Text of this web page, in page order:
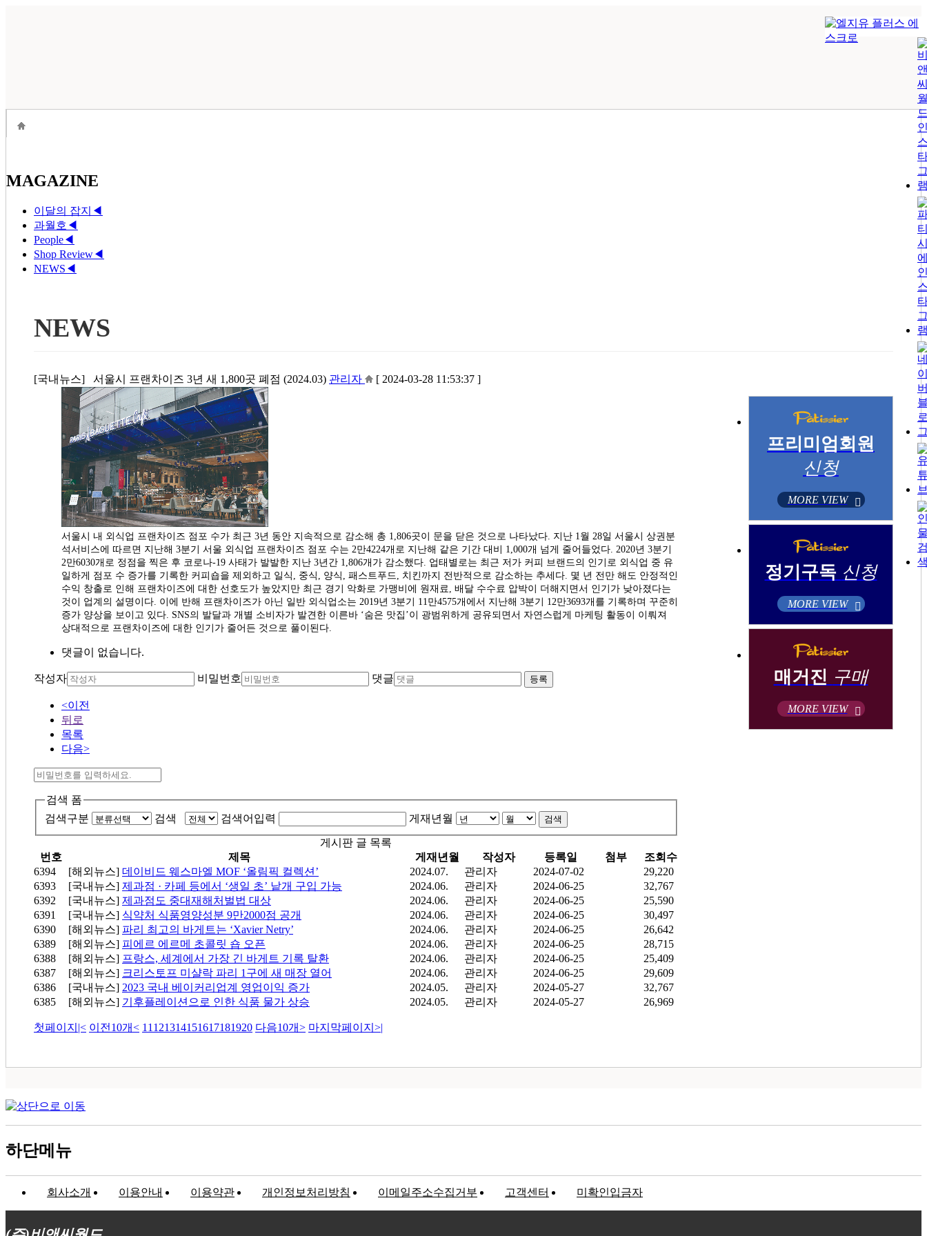
MAGAZINE
이달의 잡지 ◀
과월호 ◀
People◀
Shop Review◀
NEWS ◀
NEWS
[국내뉴스] 서울시 프랜차이즈 3년 새 1,800곳 폐점 (2024.03) 관리자 [ 2024-03-28 11:53:37 ]
서울시 내 외식업 프랜차이즈 점포 수가 최근 3년 동안 지속적으로 감소해 총 1,806곳이 문을 닫은 것으로 나타났다. 지난 1월 28일 서울시 상권분
석서비스에 따르면 지난해 3분기 서울 외식업 프랜차이즈 점포 수는 2만4224개로 지난해 같은 기간 대비 1,000개 넘게 줄어들었다. 2020년 3분기
2만6030개로 정점을 찍은 후 코로나-19 사태가 발발한 지난 3년간 1,806개가 감소했다. 업태별로는 최근 저가 커피 브랜드의 인기로 외식업 중 유
일하게 점포 수 증가를 기록한 커피숍을 제외하고 일식, 중식, 양식, 패스트푸드, 치킨까지 전반적으로 감소하는 추세다. 몇 년 전만 해도 안정적인
수익 창출로 인해 프랜차이즈에 대한 선호도가 높았지만 최근 경기 악화로 가맹비에 원재료, 배달 수수료 압박이 더해지면서 인기가 낮아졌다는
것이 업계의 설명이다. 이에 반해 프랜차이즈가 아닌 일반 외식업소는 2019년 3분기 11만4575개에서 지난해 3분기 12만3693개를 기록하며 꾸준히
증가 양상을 보이고 있다. SNS의 발달과 개별 소비자가 발견한 이른바 ‘숨은 맛집’이 광범위하게 공유되면서 자연스럽게 마케팅 활동이 이뤄져
상대적으로 프랜차이즈에 대한 인기가 줄어든 것으로 풀이된다.
댓글이 없습니다.
작성자 비밀번호 댓글 등록
<이전
뒤로
목록
다음>
검색 폼
검색구분
검색 검색어입력 게재년월 검색
게시판 글 목록
번호
제목 게재년월 작성자 등록일 첨부
조회수
6394
[해외뉴스] 데이비드 웨스마엘 MOF ‘올림픽 컬렉션’ 2024.07. 관리자 2024-07-02
29,220
6393
[국내뉴스] 제과점 · 카페 등에서 ‘생일 초’ 낱개 구입 가능 2024.06. 관리자 2024-06-25
32,767
6392
[국내뉴스] 제과점도 중대재해처벌법 대상 2024.06. 관리자 2024-06-25
25,590
6391
[국내뉴스] 식약처 식품영양성분 9만2000점 공개 2024.06. 관리자 2024-06-25
30,497
6390
[해외뉴스] 파리 최고의 바게트는 ‘Xavier Netry’ 2024.06. 관리자 2024-06-25
26,642
6389
[해외뉴스] 피에르 에르메 초콜릿 숍 오픈 2024.06. 관리자 2024-06-25
28,715
6388
[해외뉴스] 프랑스, 세계에서 가장 긴 바게트 기록 탈환 2024.06. 관리자 2024-06-25
25,409
6387
[해외뉴스] 크리스토프 미샬락 파리 1구에 새 매장 열어 2024.06. 관리자 2024-06-25
29,609
6386
[국내뉴스] 2023 국내 베이커리업계 영업이익 증가 2024.05. 관리자 2024-05-27
32,767
6385
[해외뉴스] 기후플레이션으로 인한 식품 물가 상승 2024.05. 관리자 2024-05-27 26,969
첫페이지 |< 이전10개< 11 121314151617181920 다음10개> 마지막페이지 >|
프리미엄회원
신청
MORE VIEW
정기구독 신청
MORE VIEW
매거진 구매
MORE VIEW
하단메뉴
회사소개 이용안내 이용약관 개인정보처리방침 이메일주소수집거부 고객센터 미확인입금자